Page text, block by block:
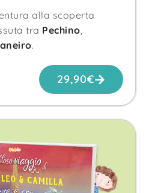
alla scoperta
tra Pechino
.
29,90€